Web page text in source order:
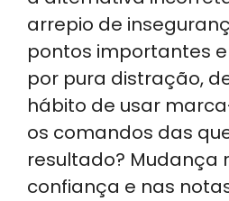
arrepio de
pontos importantes
por pura distração,
hábito de usar
os comandos das
resultado? Mudança
confiança e nas